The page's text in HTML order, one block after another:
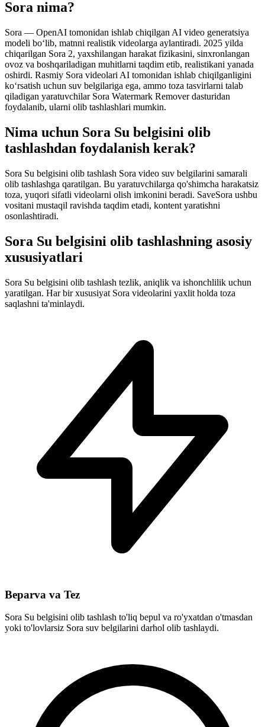
Sora nima?
Sora — OpenAI tomonidan ishlab chiqilgan AI video generatsiya
modeli bo‘lib, matnni realistik videolarga aylantiradi. 2025 yilda
chiqarilgan Sora 2, yaxshilangan harakat fizikasini, sinxronlangan
ovoz va boshqariladigan muhitlarni taqdim etib, realistikani yanada
oshirdi. Rasmiy Sora videolari AI tomonidan ishlab chiqilganligini
ko‘rsatish uchun suv belgilariga ega, ammo toza tasvirlarni talab
qiladigan yaratuvchilar Sora Watermark Remover dasturidan
foydalanib, ularni olib tashlashlari mumkin.
Nima uchun Sora Su belgisini olib
tashlashdan foydalanish kerak?
Sora Su belgisini olib tashlash Sora video suv belgilarini samarali
olib tashlashga qaratilgan. Bu yaratuvchilarga qo'shimcha harakatsiz
toza, yuqori sifatli videolarni olish imkonini beradi. SaveSora ushbu
vositani mustaqil ravishda taqdim etadi, kontent yaratishni
osonlashtiradi.
Sora Su belgisini olib tashlashning asosiy
xususiyatlari
Sora Su belgisini olib tashlash tezlik, aniqlik va ishonchlilik uchun
yaratilgan. Har bir xususiyat Sora videolarini yaxlit holda toza
saqlashni ta'minlaydi.
Beparva va Tez
Sora Su belgisini olib tashlash to'liq bepul va ro'yxatdan o'tmasdan
yoki to'lovlarsiz Sora suv belgilarini darhol olib tashlaydi.